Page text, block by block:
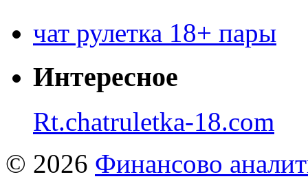
чат рулетка 18+ пары
Интересное
Rt.chatruletka-18.com
© 2026 Финансово